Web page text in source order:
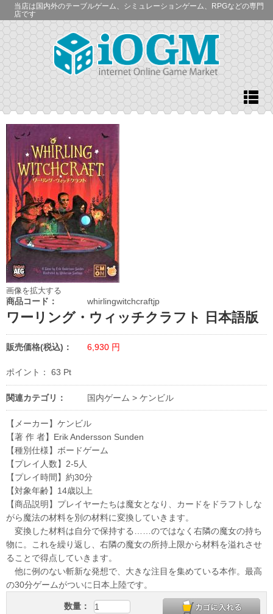
当店は国内外のテーブルゲーム、シミュレーションゲーム、RPGなどの専門
店です
画像を拡大する
商品コード： whirlingwitchcraftjp
ワーリング・ウィッチクラフト 日本語版
販売価格(税込)： 6,930 円
ポイント： 63 Pt
関連カテゴリ： 国内ゲーム > ケンビル
【メーカー】ケンビル
【著 作 者】Erik Andersson Sunden
【種別仕様】ボードゲーム
【プレイ人数】2-5人
【プレイ時間】約30分
【対象年齢】14歳以上
【商品説明】プレイヤーたちは魔女となり、カードをドラフトしな
がら魔法の材料を別の材料に変換していきます。
変換した材料は自分で保持する……のではなく右隣の魔女の持ち
物に。これを繰り返し、右隣の魔女の所持上限から材料を溢れさせ
ることで得点していきます。
他に例のない斬新な発想で、大きな注目を集めている本作。最高
の30分ゲームがついに日本上陸です。
数量：